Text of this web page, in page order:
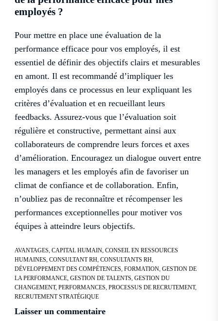
employés ?
Pour mettre en place une évaluation de la
performance efficace pour vos employés, il est
essentiel de définir des objectifs clairs et mesurables
en amont. Il est recommandé d’impliquer les
employés dans ce processus en leur expliquant les
critères d’évaluation et en recueillant leurs
feedbacks. Assurez-vous que l’évaluation soit
régulière et constructive, permettant ainsi aux
collaborateurs de comprendre leurs forces et axes
d’amélioration. Encouragez un dialogue ouvert entre
les managers et les employés afin de favoriser un
climat de confiance et de collaboration. Enfin,
n’oubliez pas de reconnaître et récompenser les
performances exceptionnelles pour motiver vos
équipes à atteindre leurs objectifs.
AVANTAGES, CAPITAL HUMAIN, CONSEIL EN RESSOURCES
HUMAINES, CONSULTANT RH, CONSULTANTS RH,
DÉVELOPPEMENT DES COMPÉTENCES, FORMATION, GESTION DE
LA PERFORMANCE, GESTION DE TALENTS, GESTION DU
CHANGEMENT, PERFORMANCES, PROCESSUS DE RECRUTEMENT,
RECRUTEMENT STRATÉGIQUE
Laisser un commentaire